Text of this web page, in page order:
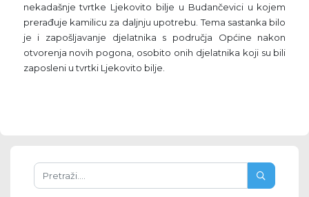
nekadašnje tvrtke Ljekovito bilje u Budančevici u kojem
prerađuje kamilicu za daljnju upotrebu. Tema sastanka bilo
je i zapošljavanje djelatnika s područja Općine nakon
otvorenja novih pogona, osobito onih djelatnika koji su bili
zaposleni u tvrtki Ljekovito bilje.